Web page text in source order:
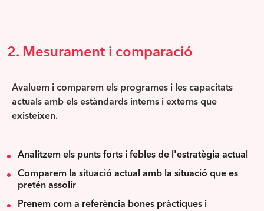
2. Mesurament i comparació
Avaluem i comparem els programes i les capacitats
actuals amb els estàndards interns i externs que
existeixen.
Analitzem els punts forts i febles de l'estratègia actual
Comparem la situació actual amb la situació que es
pretén assolir
Prenem com a referència bones pràctiques i